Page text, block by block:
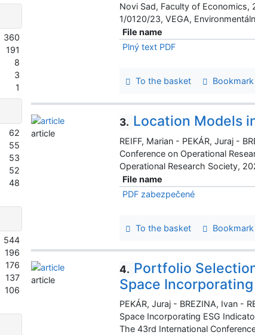
Novi Sad, Faculty of
1/0120/23, VEGA,
File name
Plný text PDF
To the basket Bookmark
3. Location Models
REIFF, Marian - PEKÁR, Juraj -
Conference on Operational
Operational Research Society,
File name
PDF zabezpečené
To the basket Bookmark
article
4. Portfolio
Space
PEKÁR, Juraj - BREZINA, Ivan -
Space Incorporating ESG
The 43rd International
article
360
191
8
3
1
62
55
53
52
48
544
196
176
137
106